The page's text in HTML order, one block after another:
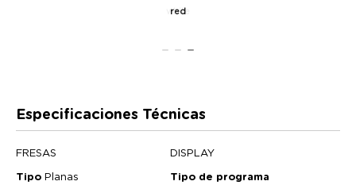
red
Especificaciones Técnicas
FRESAS
Tipo Planas
DISPLAY
Tipo de programa